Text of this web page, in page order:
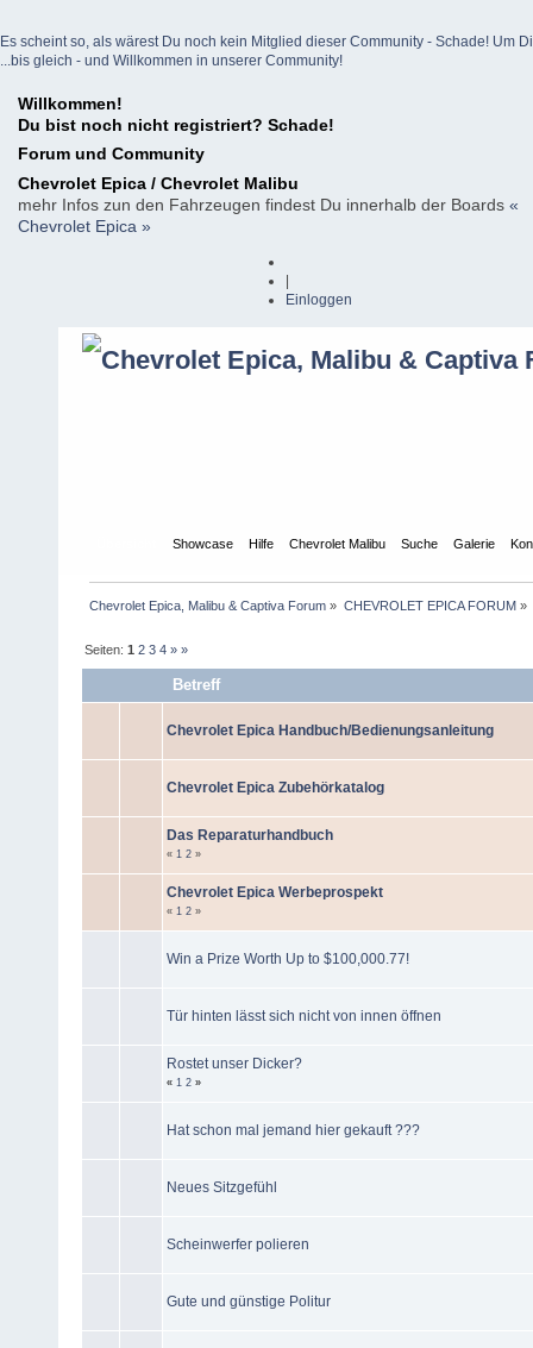
Es scheint so, als wärest Du noch kein Mitglied dieser Community - Schade! Um
...bis gleich - und Willkommen in unserer Community!
Willkommen!
Du bist noch nicht registriert? Schade!
Forum und Community
Chevrolet Epica / Chevrolet Malibu
mehr Infos zun den Fahrzeugen findest Du innerhalb der Boards «
Chevrolet Epica »
Einloggen
Showcase Hilfe Chevrolet Malibu Suche Galerie
Chevrolet Epica, Malibu & Captiva Forum » CHEVROLET EPICA FORUM»
Seiten:1 2 3 4 » »
Betreff
Chevrolet Epica Handbuch/Bedienungsanleitung
Chevrolet Epica Zubehörkatalog
Das Reparaturhandbuch
« 1 2 »
Chevrolet Epica Werbeprospekt
« 1 2 »
Win a Prize Worth Up to $100,000.77!
Tür hinten lässt sich nicht von innen öffnen
Rostet unser Dicker?
« 1 2 »
Hat schon mal jemand hier gekauft ???
Neues Sitzgefühl
Scheinwerfer polieren
Gute und günstige Politur